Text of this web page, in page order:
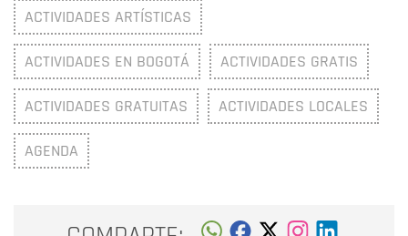
ACTIVIDADES ARTÍSTICAS
ACTIVIDADES EN BOGOTÁ ACTIVIDADES GRATIS
ACTIVIDADES GRATUITAS ACTIVIDADES LOCALES
AGENDA